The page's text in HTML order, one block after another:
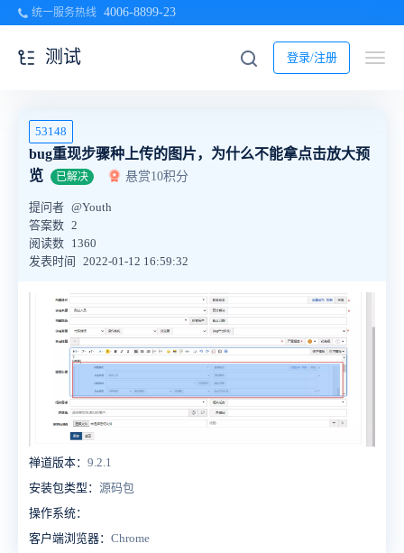
统一服务热线 4006-8899-23
登录/注册
测试
53148
bug重现步骤种上传的图片，为什么不能拿点击放大预
览
已解决 悬赏10积分
提问者 @Youth
答案数 2
阅读数 1360
发表时间
2022-01-12 16:59:32
禅道版本： 9.2.1
安装包类型： 源码包
操作系统：
客户端浏览器： Chrome